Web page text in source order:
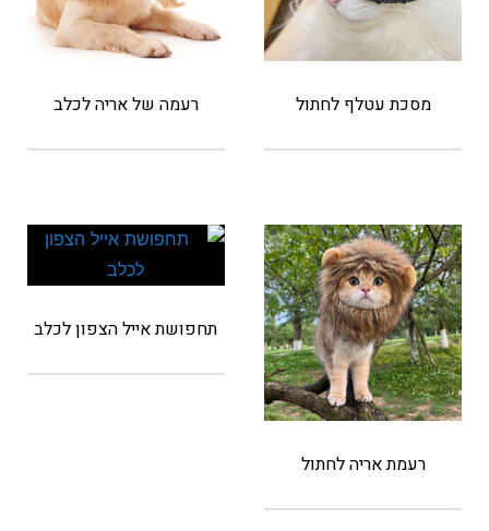
מסכת עטלף לחתול רעמה של אריה לכלב
רעמת אריה לחתול
תחפושת אייל הצפון לכלב